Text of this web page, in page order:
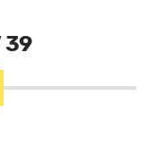
39